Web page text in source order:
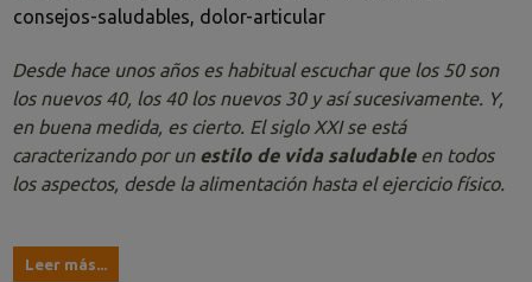
consejos-saludables, dolor-articular
Desde hace unos años es habitual escuchar que los 50 son
los nuevos 40, los 40 los nuevos 30 y así sucesivamente. Y,
en buena medida, es cierto. El siglo XXI se está
caracterizando por un estilo de vida saludableen todos
los aspectos, desde la alimentación hasta el ejercicio físico.
Leer más...